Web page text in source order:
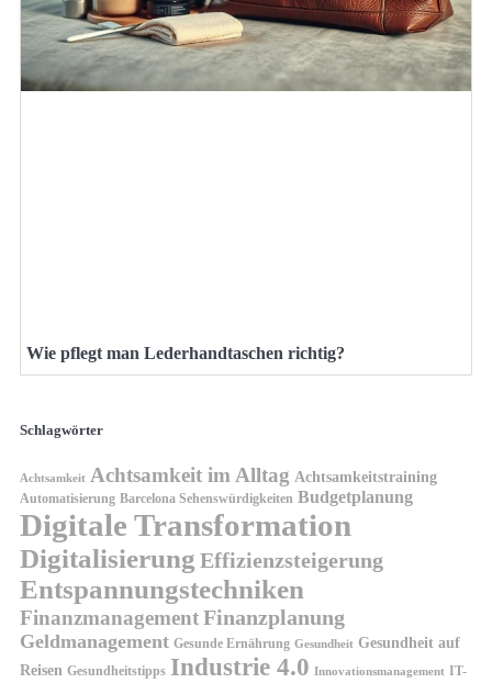
Wie pflegt man Lederhandtaschen richtig?
Schlagwörter
Achtsamkeit Achtsamkeit im Alltag Achtsamkeitstraining
Automatisierung Barcelona Sehenswürdigkeiten Budgetplanung
Digitale Transformation
Digitalisierung Effizienzsteigerung
Entspannungstechniken
FinanzmanagementFinanzplanung
Geldmanagement Gesunde Ernährung Gesundheit Gesundheit auf
Reisen Gesundheitstipps Industrie 4.0 Innovationsmanagement IT-